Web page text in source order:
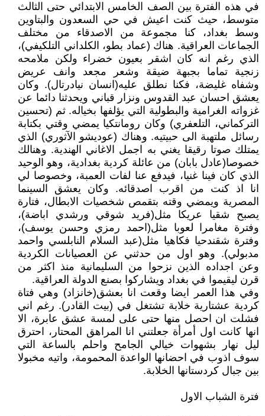
في هذه الفترة بين الصف الخامس الابتدائي حتى الثالث
متوسط، حيث كنت اعيش في حي السعدون والبتاوين
وسط بغداد، كنا مجموعة من الاصدقاء من مختلف
الجماعات العراقية. هناك (عماد بطو، الكلداني التلكيفي)،
الذي رغم انه كان اشقر بعيون خضراء ولكن ملامحه
زنجية تماما بجبهة ضيقة وشعر مجعد وانف عريض
وشفاه غليضة، فكنا نطلق عليه(انسان نيادرتال). وكان
يعشق احسان عبد القدوس ونزار قباني ويحدثنا دائما عن
غزواته الغرامية والبطولية التي يؤلفها بخياله. ثم (تحسين
التركماني، التلعفري) وكان رومانتكيا يمضي وقتي بكتابة
رسائل ملتهبة الى حبيتيه. وهناك (عوديشو الآثوري) الذي
يمتلك صوتا رقيقا يغني به اجمل الاغاني الهندية. وهنالك
خصوصا(عادل بابان) من عائلة كردية بغدادية، وهو الوحيد
الذي كان فينا غنيا، فيدفع عنا لفات العمبة، وخصوصا لي
انا اذ كنت من اقرب اصدقائه. وكان يعشق السينما
المصرية ويمضي وقته بتقمص شخصيات الابطال، فتارة
يصبح شقيا عريكا مثل(فريد شوقي ورشدي اباضة)،
وفترة مغامرا لعوبا مثل(احمد رمزي وحسن يوسف)،
وفترة شقندحيا فكاهيا مثل(عبد السلام النابلسي واحمد
مدبولي). وهو اول من حدثني عن العصيانات الكردية
وعن اجداده الذين نزحوا من السليمانية منذ اكثر من
قرن ليقيموا في بغداد ويشاركوا بصنع الدولة العراقية.
وفي هذا العمر ايضا وقعت انا بعشق(خانزاد) وهي فتاة
كردية عشتارية خلابة تشتغل في (بيت القادر). رغم اني
فشلت ان احصل منها حتى على لمسة عشق عابرة، الا
انها كانت اول أمرأة جعلتني انا المراهق المحتار، احترق
ليل نهار بشهوات خيالي الجامح واحلم بالساعة التي
سوف اذوب في احضانها الواعدة المحمومة، واتيه مخبولا
بين جبال كردستانها الخلابة.
فترة الشباب الاول